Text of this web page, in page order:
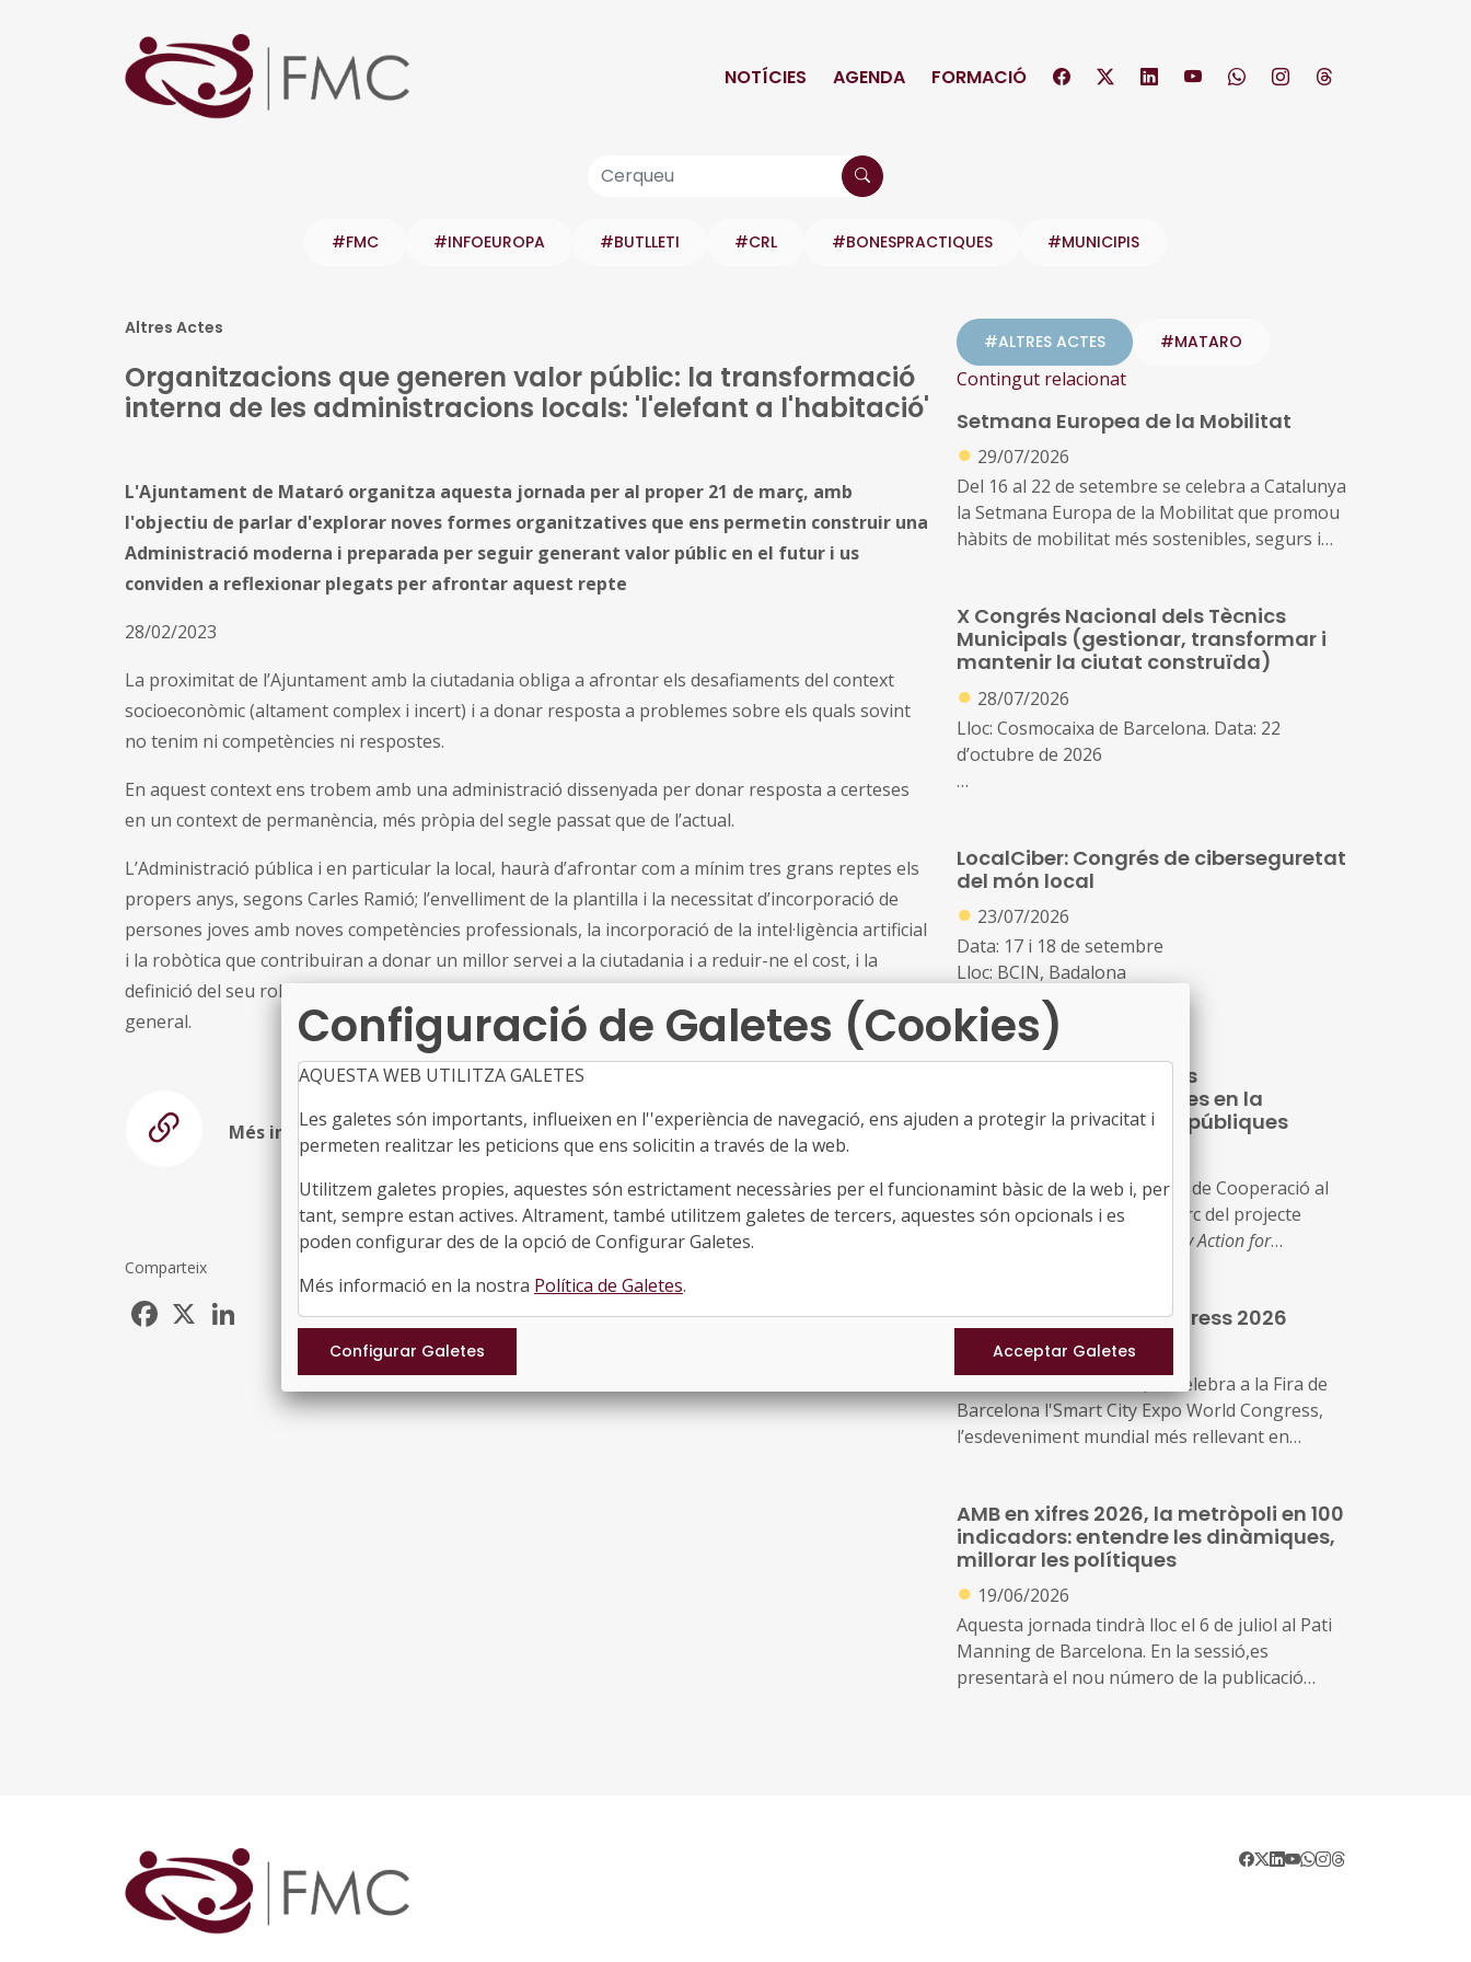
NOTÍCIES AGENDA FORMACIÓ
#FMC #INFOEUROPA #BUTLLETI #CRL #BONESPRACTIQUES #MUNICIPIS
Altres Actes
Organitzacions que generen valor públic: la transformació
interna de les administracions locals: 'l'elefant a l'habitació'
L'Ajuntament de Mataró organitza aquesta jornada per al proper 21 de març, amb
l'objectiu de parlar d'explorar noves formes organitzatives que ens permetin construir una
Administració moderna i preparada per seguir generant valor públic en el futur i us
conviden a reflexionar plegats per afrontar aquest repte
28/02/2023
La proximitat de l’Ajuntament amb la ciutadania obliga a afrontar els desafiaments del context
socioeconòmic (altament complex i incert) i a donar resposta a problemes sobre els quals sovint
no tenim ni competències ni respostes.
En aquest context ens trobem amb una administració dissenyada per donar resposta a certeses
en un context de permanència, més pròpia del segle passat que de l’actual.
L’Administració pública i en particular la local, haurà d’afrontar com a mínim tres grans reptes els
propers anys, segons Carles Ramió; l’envelliment de la plantilla i la necessitat d’incorporació de
persones joves amb noves competències professionals, la incorporació de la intel·ligència artificial
i la robòtica que contribuiran a donar un millor servei a la ciutadania i a reduir-ne el cost, i la
definició del seu rol com a intermediària entre els ciutadans i la defensa del bé comú i l’interès
general.
Més informació
Comparteix
Facebook
#ALTRES ACTES #MATARO
Contingut relacionat
Setmana Europea de la Mobilitat
● 29/07/2026
Del 16 al 22 de setembre se celebra a Catalunya
la Setmana Europa de la Mobilitat que promou
hàbits de mobilitat més sostenibles, segurs i
elèctric, així com visualitzar els canvis possibles
en l’ús de l’espai públic, millorar la qualitat de
l’aire i la reducció de la contaminació
X Congrés Nacional dels Tècnics
Municipals (gestionar, transformar i
mantenir la ciutat construïda)
● 28/07/2026
Lloc: Cosmocaixa de Barcelona. Data: 22
d’octubre de 2026
transformació de la ciutat existent, les
infraestructures municipals, l’aplicació pràctica
de la tecnologia i la IA en la gestió pública
LocalCiber: Congrés de ciberseguretat
del món local
● 23/07/2026
Data: 17 i 18 de setembre
Lloc: BCIN, Badalona
Organitza: Localret
Participació i col·lectius
infrarepresentats: reptes en la
definició de polítiques públiques
Organitzada pel Fons Català de Cooperació al
Desenvolupament, en el marc del projecte
Participatory Action for
Data: 14 de juliol
Smart City World Congress 2026
08/07/2026
Del 3 al 5 de novembre, se celebra a la Fira de
Barcelona l'Smart City Expo World Congress,
l’esdeveniment mundial més rellevant en
AMB en xifres 2026, la metròpoli en 100
indicadors: entendre les dinàmiques,
millorar les polítiques
● 19/06/2026
Aquesta jornada tindrà lloc el 6 de juliol al Pati
Manning de Barcelona. En la sessió,es
presentarà el nou número de la publicació
Configuració de Galetes (Cookies)
AQUESTA WEB UTILITZA GALETES
Les galetes són importants, influeixen en l''experiència de navegació, ens ajuden a protegir la privacitat i
permeten realitzar les peticions que ens solicitin a través de la web.
Utilitzem galetes propies, aquestes són estrictament necessàries per el funcionamint bàsic de la web i, per
tant, sempre estan actives. Altrament, també utilitzem galetes de tercers, aquestes són opcionals i es
poden configurar des de la opció de Configurar Galetes.
Més informació en la nostra Política de Galetes.